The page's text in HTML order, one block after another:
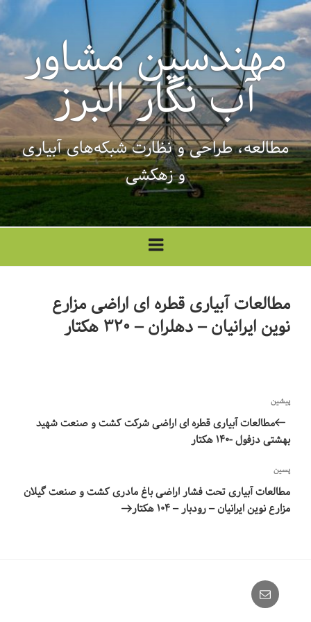
رفتن
به
محتوامهندسین مشاور
آب نگار البرز
مطالعه، طراحی‌ و نظارت شبکه‌های آبیاری
و زهکشی
مطالعات آبیاری قطره ای اراضی مزارع
نوین ایرانیان – دهلران – ۳۲۰ هکتار
راهبری
نوشته‌ها
نوشته
قبلی
پیشین
مطالعات آبیاری قطره ای اراضی شرکت کشت و صنعت شهید
بهشتی دزفول -۱۴۰ هکتار
نوشته‌ٔ
بعدی
پسین
مطالعات آبیاری تحت فشار اراضی باغ مادری کشت و صنعت گیلان
مزارع نوین ایرانیان – رودبار – ۱۰۴ هکتار
Email